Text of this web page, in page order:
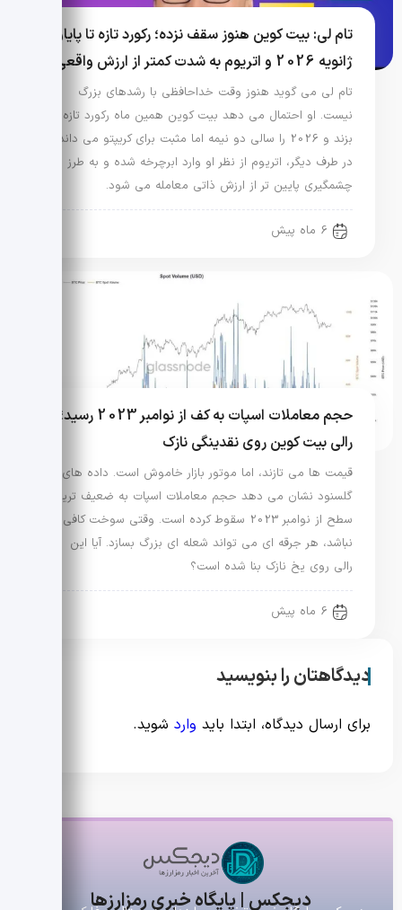
تام لی: بیت کوین هنوز سقف نزده؛ رکورد تازه تا پایان
ژانویه 2026 و اتریوم به شدت کمتر از ارزش واقعی
تام لی می گوید هنوز وقت خداحافظی با رشدهای بزرگ
نیست. او احتمال می دهد بیت کوین همین ماه رکورد تازه
بزند و 2026 را سالی دو نیمه اما مثبت برای کریپتو می داند.
در طرف دیگر، اتریوم از نظر او وارد ابرچرخه شده و به طرز
چشمگیری پایین تر از ارزش ذاتی معامله می شود.
6 ماه پیش
حجم معاملات اسپات به کف از نوامبر 2023 رسید؛
رالی بیت کوین روی نقدینگی نازک
قیمت ها می تازند، اما موتور بازار خاموش است. داده های
گلسنود نشان می دهد حجم معاملات اسپات به ضعیف ترین
سطح از نوامبر 2023 سقوط کرده است. وقتی سوخت کافی
نباشد، هر جرقه ای می تواند شعله ای بزرگ بسازد. آیا این
رالی روی یخ نازک بنا شده است؟
6 ماه پیش
دیدگاهتان را بنویسید
برای ارسال دیدگاه، ابتدا باید وارد شوید.
دیجکس | پایگاه خبری رمزارزها